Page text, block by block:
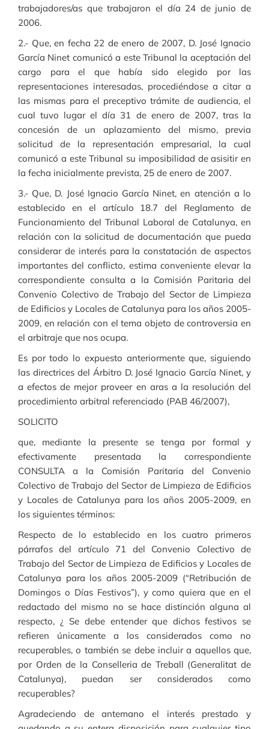
trabajadores/as que trabajaron el día 24 de junio de
2006.
2.- Que, en fecha 22 de enero de 2007, D. José Ignacio
García Ninet comunicó a este Tribunal la aceptación del
cargo para el que había sido elegido por las
representaciones interesadas, procediéndose a citar a
las mismas para el preceptivo trámite de audiencia, el
cual tuvo lugar el día 31 de enero de 2007, tras la
concesión de un aplazamiento del mismo, previa
solicitud de la representación empresarial, la cual
comunicó a este Tribunal su imposibilidad de asisitir en
la fecha inicialmente prevista, 25 de enero de 2007.
3.- Que, D. José Ignacio García Ninet, en atención a lo
establecido en el artículo 18.7 del Reglamento de
Funcionamiento del Tribunal Laboral de Catalunya, en
relación con la solicitud de documentación que pueda
considerar de interés para la constatación de aspectos
importantes del conflicto, estima conveniente elevar la
correspondiente consulta a la Comisión Paritaria del
Convenio Colectivo de Trabajo del Sector de Limpieza
de Edificios y Locales de Catalunya para los años 2005-
2009, en relación con el tema objeto de controversia en
el arbitraje que nos ocupa.
Es por todo lo expuesto anteriormente que, siguiendo
las directrices del Árbitro D. José Ignacio García Ninet, y
a efectos de mejor proveer en aras a la resolución del
procedimiento arbitral referenciado (PAB 46/2007),
SOLICITO
que, mediante la presente se tenga por formal y
efectivamente presentada la correspondiente
CONSULTA a la Comisión Paritaria del Convenio
Colectivo de Trabajo del Sector de Limpieza de Edificios
y Locales de Catalunya para los años 2005-2009, en
los siguientes términos:
Respecto de lo establecido en los cuatro primeros
párrafos del artículo 71 del Convenio Colectivo de
Trabajo del Sector de Limpieza de Edificios y Locales de
Catalunya para los años 2005-2009 (“Retribución de
Domingos o Días Festivos”), y como quiera que en el
redactado del mismo no se hace distinción alguna al
respecto, ¿ Se debe entender que dichos festivos se
refieren únicamente a los considerados como no
recuperables, o también se debe incluir a aquellos que,
por Orden de la Conselleria de Treball (Generalitat de
Catalunya), puedan ser considerados como
recuperables?
Agradeciendo de antemano el interés prestado y